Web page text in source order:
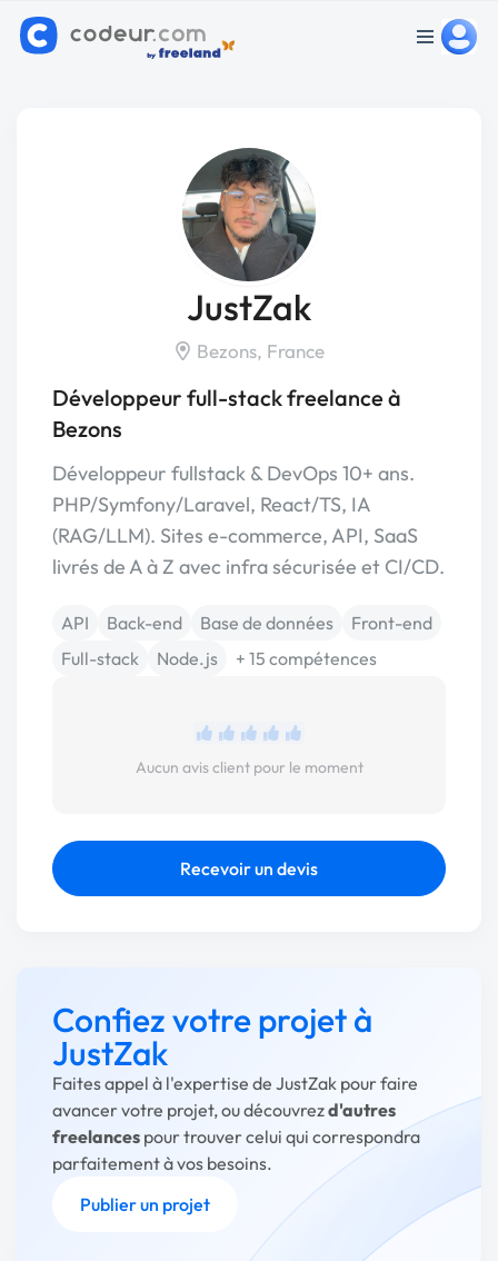
JustZak
Bezons, France
Développeur full-stack freelance à
Bezons
Développeur fullstack & DevOps 10+ ans.
PHP/Symfony/Laravel, React/TS, IA
(RAG/LLM). Sites e-commerce, API, SaaS
livrés de A à Z avec infra sécurisée et CI/CD.
API Back-end Base de données
Front-end
Full-stack
Node.js + 15 compétences
Aucun avis client pour le moment
Recevoir un devis
Confiez votre projet à
JustZak
Faites appel à l'expertise de JustZak pour faire
avancer votre projet, ou découvrezd'autres
freelances pour trouver celui qui correspondra
parfaitement à vos besoins.
Publier un projet